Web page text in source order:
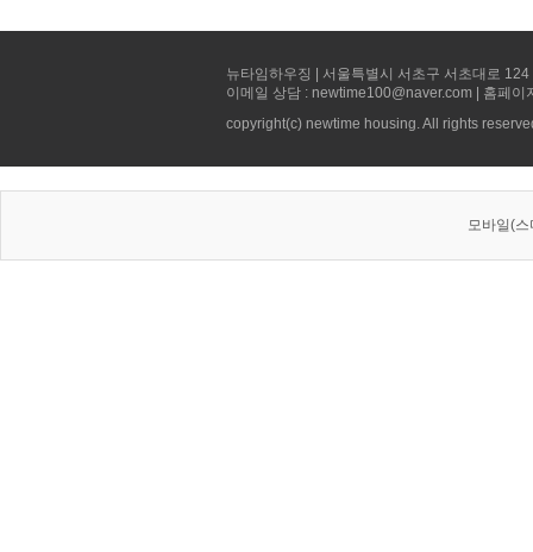
뉴타임하우징 | 서울특별시 서초구 서초대로
이메일 상담 : newtime100@naver.com | 홈페
copyright(c) newtime housing. All rights
모바일(